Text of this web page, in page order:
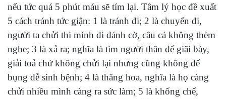
nếu tức quá 5 phút máu sẽ tím lại. Tâm lý học đề xuất
5 cách tránh tức giận: 1 là tránh đi; 2 là chuyển đi,
người ta chửi thì mình đi đánh cờ, câu cá không thèm
nghe; 3 là xả ra; nghĩa là tìm người thân để giãi bày,
giải toả chứ không chửi lại nhưng cũng không để
bụng dễ sinh bệnh; 4 là thăng hoa, nghĩa là họ càng
chửi nhiều mình càng ra sức làm; 5 là khống chế,